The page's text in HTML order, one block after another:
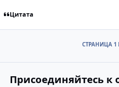
Цитата
СТРАНИЦА 1
Присоединяйтесь